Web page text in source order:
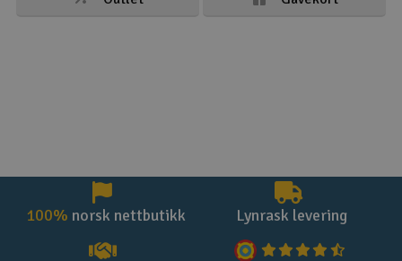
100% norsk nettbutikk Lynrask levering